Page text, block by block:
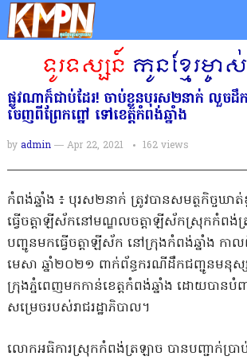
ផ្លូវណាក៏ជាប់ដែរ! ចាប់ខ្លួនបុរស២នាក់ លួចដឹ
ចេញពីព្រែកព្នៅ ទៅខេត្តកំពង់ឆ្នាំង
by admin — Apr 22, 2021 162views
កំពង់ឆ្នាំង ៖ បុរស២នាក់ ត្រូវបានសមត្ថកិច្ចឃា
ធ្វើចត្តាឡីស័កនៅមណ្ឌលចត្តាឡីស័កស្រុកកំពង់ត្
បញ្ជូនមកធ្វើចត្តាឡីស័ក នៅក្រុងកំពង់ឆ្នាំង កា
មេសា ឆ្នាំ២០២១ ពាក់ព័ន្ធករណីដឹកជញ្ជូនមនុ
ក្រុងភ្នំពេញមកកាន់ខេត្តកំពង់ឆ្នាំង ដោយបានបំ
សម្រេចរបស់រាជរដ្ឋាភិបាល។
លោកអធិការស្រុកកំពង់ត្រឡាច បានបញ្ជាក់ប្រា